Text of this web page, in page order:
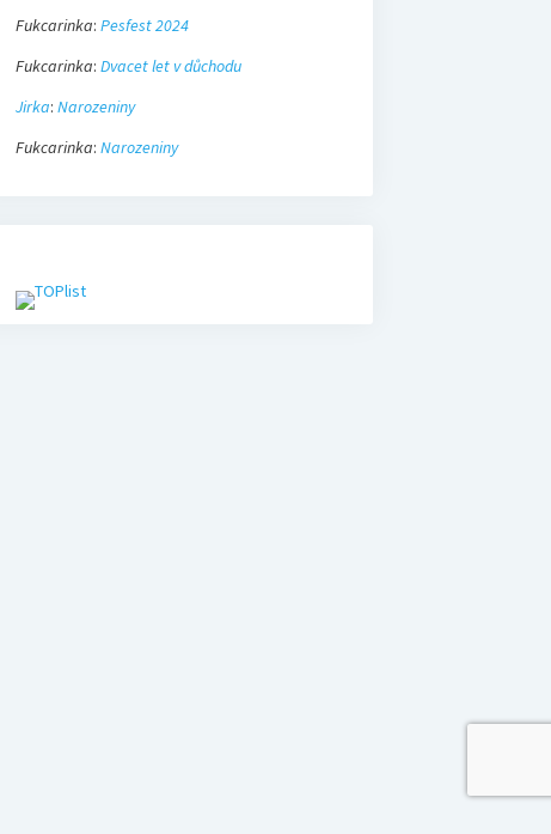
Fukcarinka: Pesfest 2024
Fukcarinka: Dvacet let v důchodu
Jirka: Narozeniny
Fukcarinka: Narozeniny